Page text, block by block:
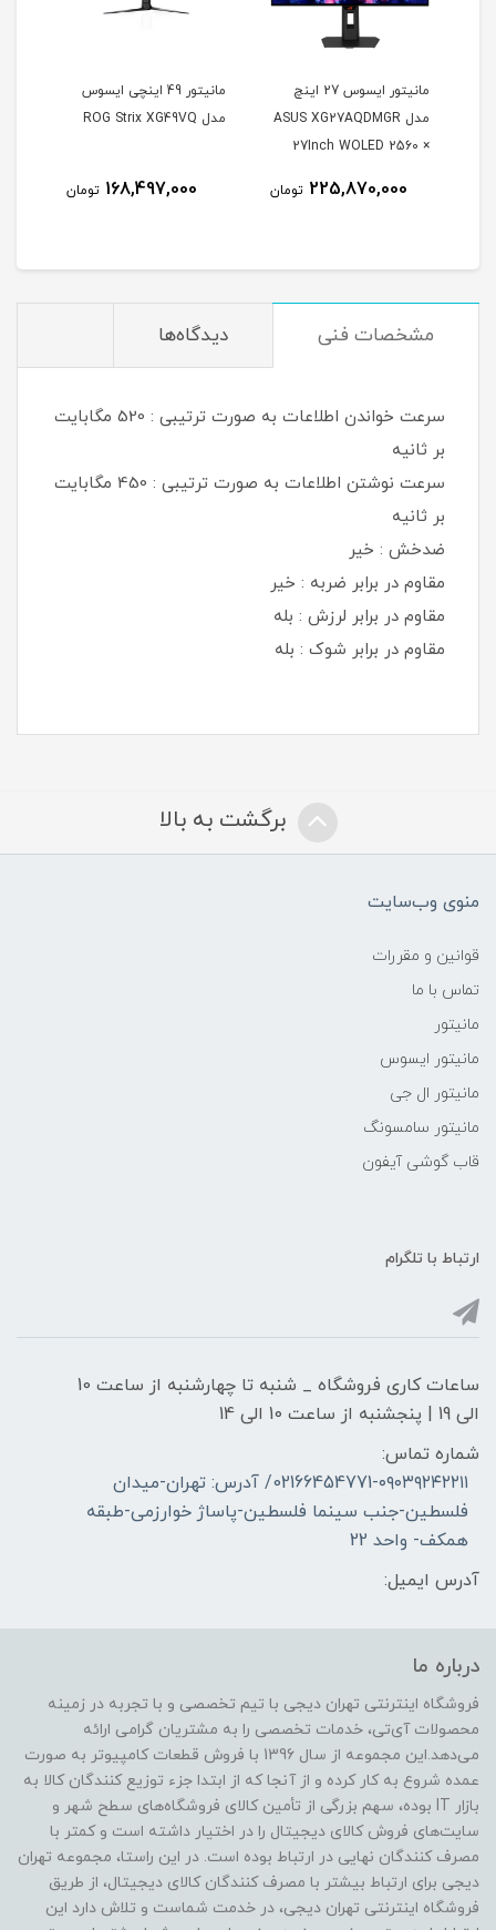
مانیتور ایسوس 27 اینچ
مدل ASUS XG27AQDMGR
27Inch WOLED 2560 ×
250Nits Matte ROG OLED
225,870,000 تومان
مانیتور 49 اینچی ایسوس
مدل ROG Strix XG49VQ
168,497,000 تومان
مشخصات فنی دیدگاه‌ها
سرعت خواندن اطلاعات به صورت ترتیبی : 520 مگابایت
بر ثانیه
سرعت نوشتن اطلاعات به صورت ترتیبی : 450 مگابایت
بر ثانیه
ضدخش : خیر
مقاوم در برابر ضربه : خیر
مقاوم در برابر لرزش : بله
مقاوم در برابر شوک : بله
برگشت به بالا
منوی وب‌سایت
قوانین و مقررات
تماس با ما
مانیتور
مانیتور ایسوس
مانیتور ال جی
مانیتور سامسونگ
قاب گوشی آیفون
ارتباط با تلگرام
ساعات کاری فروشگاه _ شنبه تا چهارشنبه از ساعت 10
الی 19 | پنجشنبه از ساعت 10 الی 14
شماره تماس:
02166454771-۰۹۰۳۹۲۴۲۲۱۱/ آدرس: تهران-میدان
فلسطین-جنب سینما فلسطین-پاساژ خوارزمی-طبقه
همکف- واحد 22
آدرس ایمیل:
درباره ما
فروشگاه اینترنتی تهران دیجی با تیم تخصصی و با تجربه در زمینه
محصولات آی‌تی، خدمات تخصصی را به مشتریان گرامی ارائه
می‌دهد.این مجموعه از سال 1396 با فروش قطعات کامپیوتر به صورت
عمده شروع به کار کرده و از آنجا که از ابتدا جزء توزیع کنندگان کالا به
بازار IT بوده، سهم بزرگی از تأمین کالای فروشگاه‌های سطح شهر و
سایت‌های فروش کالای دیجیتال را در اختیار داشته است و کمتر با
مصرف کنندگان نهایی در ارتباط بوده است. در این راستا، مجموعه تهران
دیجی برای ارتباط بیشتر با مصرف کنندگان کالای دیجیتال، از طریق
فروشگاه اینترنتی تهران دیجی، در خدمت شماست و تلاش دارد این